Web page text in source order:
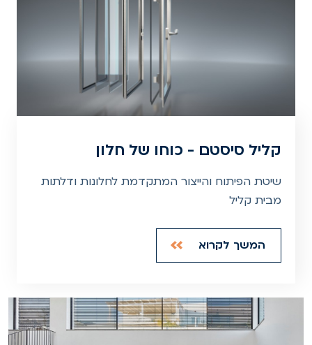
קליל סיסטם - כוחו של חלון
שיטת הפיתוח והייצור המתקדמת לחלונות ודלתות
מבית קליל
המשך לקרוא